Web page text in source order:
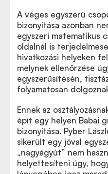
A véges egyszerű
bizonyítása azonban
egyszeri matematikus
oldalnál is
hivatkozási helyeken
melynek ellenőrzése
egyszerűsítésén,
folyamatosan
Ennek az
épít egy helyen Babai
bizonyítása. Pyber
sikerült egy jóval
„nagyágyút” nem
helyettesíteni úgy,